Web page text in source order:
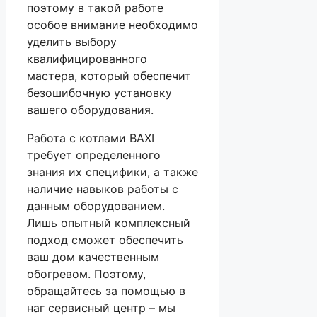
поэтому в такой работе
особое внимание необходимо
уделить выбору
квалифицированного
мастера, который обеспечит
безошибочную установку
вашего оборудования.
Работа с котлами BAXI
требует определенного
знания их специфики, а также
наличие навыков работы с
данным оборудованием.
Лишь опытный комплексный
подход сможет обеспечить
ваш дом качественным
обогревом. Поэтому,
обращайтесь за помощью в
наг сервисный центр – мы